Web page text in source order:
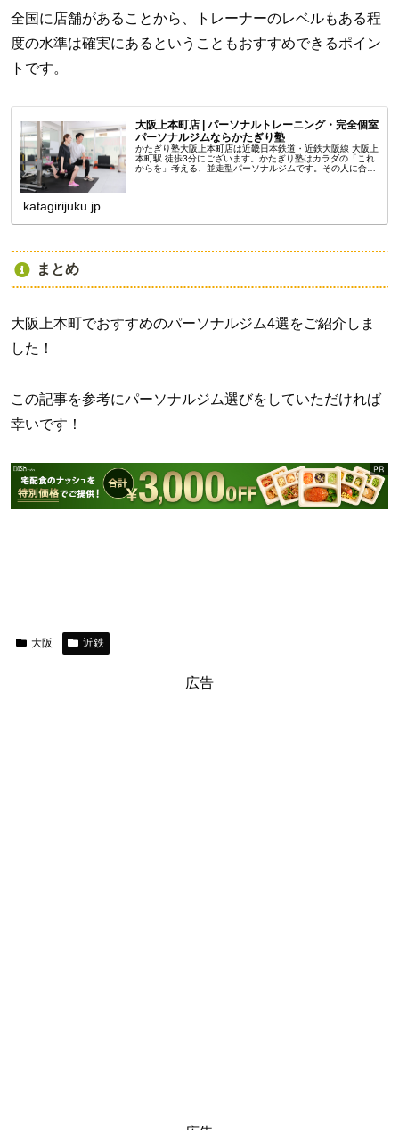
全国に店舗があることから、トレーナーのレベルもある程
度の水準は確実にあるということもおすすめできるポイン
トです。
大阪上本町店 | パーソナルトレーニング・完全個室
パーソナルジムならかたぎり塾
かたぎり塾大阪上本町店は近畿日本鉄道・近鉄大阪線 大阪上
本町駅 徒歩3分にございます。かたぎり塾はカラダの「これ
からを」考える、並走型パーソナルジムです。その人に合っ
katagirijuku.jp
まとめ
大阪上本町でおすすめのパーソナルジム4選をご紹介しま
した！
この記事を参考にパーソナルジム選びをしていただければ
幸いです！
大阪 近鉄
広告